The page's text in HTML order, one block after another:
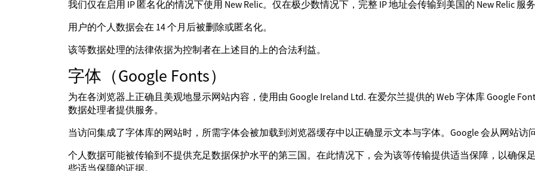
我们仅在启用 IP 匿名化的情况下使用 New Relic。仅在极少数情况下，完整 IP 地址会传输到美国的 New Relic 服
用户的个人数据会在 14 个月后被删除或匿名化。
该等数据处理的法律依据为控制者在上述目的上的合法利益。
字体（Google Fonts）
为在各浏览器上正确且美观地显示网站内容，使用由 Google Ireland Ltd. 在爱尔兰提供的 Web 字体库 Google
数据处理者提供服务。
当访问集成了字体库的网站时，所需字体会被加载到浏览器缓存中以正确显示文本与字体。Google 会从网站访
个人数据可能被传输到不提供充足数据保护水平的第三国。在此情况下，会为该等传输提供适当保障，以确保
些适当保障的证据。